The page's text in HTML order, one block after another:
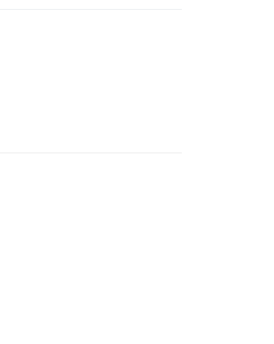
簡訊。
簡訊中的連結，可透過四大超商
「AFTEE先享後付」服務完成之
網址：
人或監護人之同意方可使用
費